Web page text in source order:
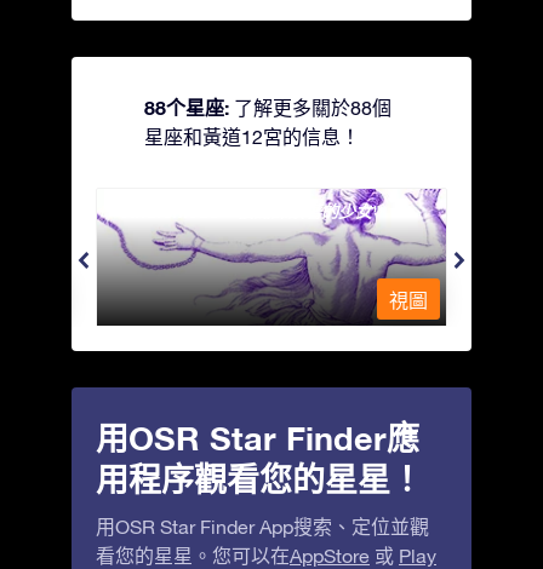
88个星座: 了解更多關於88個
星座和黃道12宮的信息！
Andromeda - 被鐵鍊鎖著的少女
視圖
用OSR Star Finder應
用程序觀看您的星星！
用OSR Star Finder App搜索、定位並觀
看您的星星。您可以在AppStore 或 Play